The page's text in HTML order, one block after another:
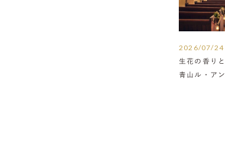
2026/07/24
生花の香り
青山ル・ア